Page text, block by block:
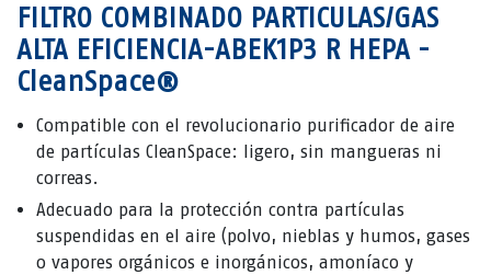
FILTRO COMBINADO PARTICULAS/GAS
ALTA EFICIENCIA-ABEK1P3 R HEPA -
CleanSpace®
Compatible con el revolucionario purificador de aire
de partículas CleanSpace: ligero, sin mangueras ni
correas.
Adecuado para la protección contra partículas
suspendidas en el aire (polvo, nieblas y humos, gases
o vapores orgánicos e inorgánicos, amoníaco y